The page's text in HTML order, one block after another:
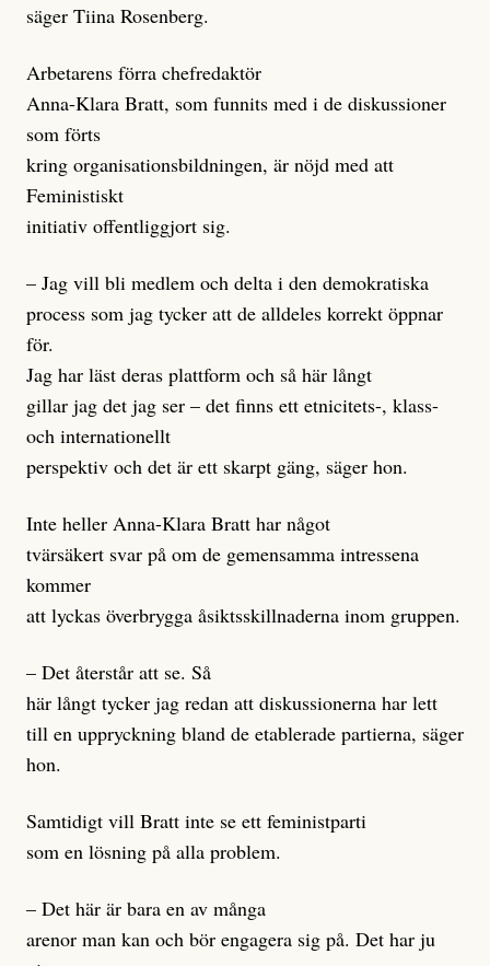
säger Tiina Rosenberg.
Arbetarens förra chefredaktör
Anna-Klara Bratt, som funnits med i de diskussioner
som förts
kring organisationsbildningen, är nöjd med att
Feministiskt
initiativ offentliggjort sig.
– Jag vill bli medlem och delta i den demokratiska
process som jag tycker att de alldeles korrekt öppnar
för.
Jag har läst deras plattform och så här långt
gillar jag det jag ser – det finns ett etnicitets-, klass-
och internationellt
perspektiv och det är ett skarpt gäng, säger hon.
Inte heller Anna-Klara Bratt har något
tvärsäkert svar på om de gemensamma intressena
kommer
att lyckas överbrygga åsiktsskillnaderna inom gruppen.
– Det återstår att se. Så
här långt tycker jag redan att diskussionerna har lett
till en uppryckning bland de etablerade partierna, säger
hon.
Samtidigt vill Bratt inte se ett feministparti
som en lösning på alla problem.
– Det här är bara en av många
arenor man kan och bör engagera sig på. Det har ju